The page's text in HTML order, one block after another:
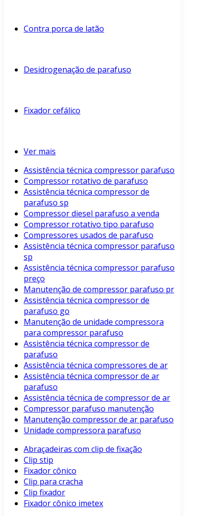
Contra porca de latão
Desidrogenação de parafuso
Fixador cefálico
Ver mais
Assistência técnica compressor parafuso
Compressor rotativo de parafuso
Assistência técnica compressor de
parafuso sp
Compressor diesel parafuso a venda
Compressor rotativo tipo parafuso
Compressores usados de parafuso
Assistência técnica compressor parafuso
sp
Assistência técnica compressor parafuso
preço
Manutenção de compressor parafuso pr
Assistência técnica compressor de
parafuso go
Manutenção de unidade compressora
para compressor parafuso
Assistência técnica compressor de
parafuso
Assistência técnica compressores de ar
Assistência técnica compressor de ar
parafuso
Assistência técnica de compressor de ar
Compressor parafuso manutenção
Manutenção compressor de ar parafuso
Unidade compressora parafuso
Abraçadeiras com clip de fixação
Clip stip
Fixador cônico
Clip para cracha
Clip fixador
Fixador cônico imetex